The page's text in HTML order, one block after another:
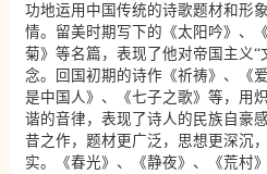
功地运用中国传统的诗歌题材和形
情。留美时期写下的《太阳吟》、
菊》等名篇，表现了他对帝国主义“
念。回国初期的诗作《祈祷》、《
是中国人》、《七子之歌》等，用
谐的音律，表现了诗人的民族自豪
昔之作，题材更广泛，思想更深沉
实。《春光》、《静夜》、《荒村